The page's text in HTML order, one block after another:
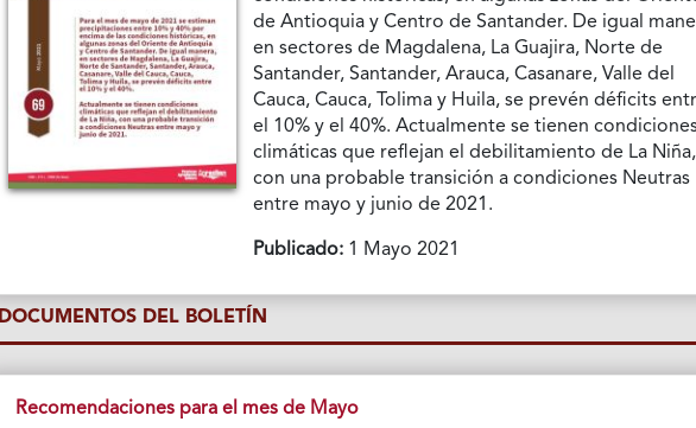
de Antioquia y Centro de Santander. De igual
en sectores de Magdalena, La Guajira, Norte de
Santander, Santander, Arauca, Casanare, Valle del
Cauca, Cauca, Tolima y Huila, se prevén déficits
el 10% y el 40%. Actualmente se tienen
climáticas que reflejan el debilitamiento de La Niña,
con una probable transición a condiciones Neutras
entre mayo y junio de 2021.
Publicado: 1 Mayo 2021
DOCUMENTOS DEL BOLETÍN
Recomendaciones para el mes de Mayo